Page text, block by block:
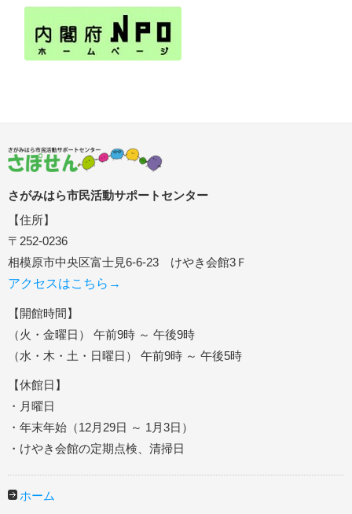
さがみはら市民活動サポートセンター
【住所】
〒252-0236
相模原市中央区富士見6-6-23 けやき会館3Ｆ
アクセスはこちら→
【開館時間】
（火・金曜日） 午前9時 ～ 午後9時
（水・木・土・日曜日） 午前9時 ～ 午後5時
【休館日】
・月曜日
・年末年始（12月29日 ～ 1月3日）
・けやき会館の定期点検、清掃日
ホーム